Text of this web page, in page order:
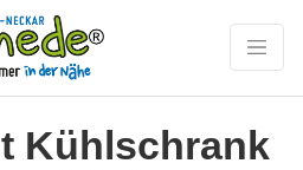
Kühlschrank